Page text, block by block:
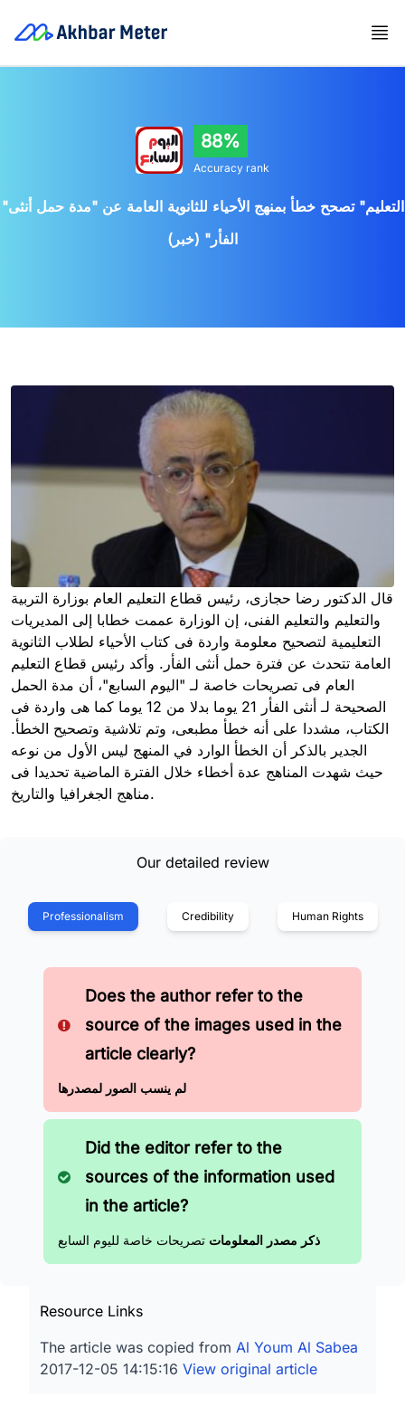
88%
Accuracy rank
"التعليم" تصحح خطأ بمنهج الأحياء للثانوية العامة عن "مدة حمل أنثى
الفأر" (خبر)
قال الدكتور رضا حجازى، رئيس قطاع التعليم العام بوزارة التربية
والتعليم والتعليم الفنى، إن الوزارة عممت خطابا إلى المديريات
التعليمية لتصحيح معلومة واردة فى كتاب الأحياء لطلاب الثانوية
العامة تتحدث عن فترة حمل أنثى الفأر. وأكد رئيس قطاع التعليم
العام فى تصريحات خاصة لـ "اليوم السابع"، أن مدة الحمل
الصحيحة لـ أنثى الفأر 21 يوما بدلا من 12 يوما كما هى واردة فى
الكتاب، مشددا على أنه خطأ مطبعى، وتم تلاشية وتصحيح الخطأ.
الجدير بالذكر أن الخطأ الوارد في المنهج ليس الأول من نوعه
حيث شهدت المناهج عدة أخطاء خلال الفترة الماضية تحديدا فى
مناهج الجغرافيا والتاريخ.
Our detailed review
Professionalism Credibility Human Rights
Does the author refer to the
source of the images used in the
article clearly?
لم ينسب الصور لمصدرها
Did the editor refer to the
sources of the information used
in the article?
ذكر مصدر المعلومات تصريحات خاصة لليوم السابع
Resource Links
The article was copied from Al Youm Al Sabea
2017-12-05 14:15:16 View original article